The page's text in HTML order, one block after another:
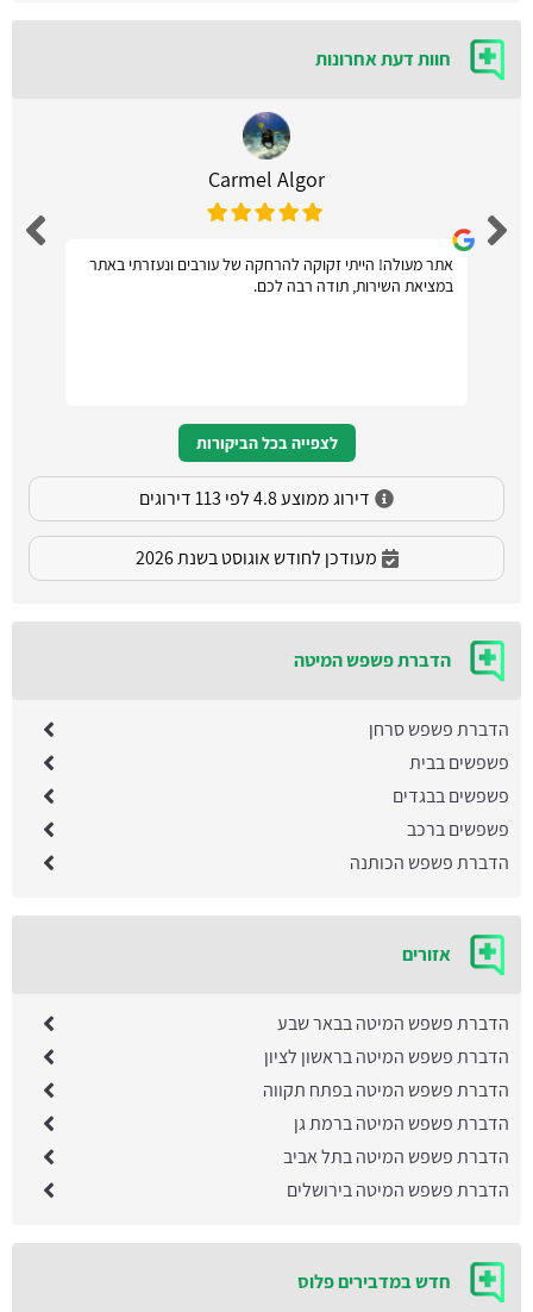
חוות דעת אחרונות
Carmel Algor
אתר מעולה! הייתי זקוקה להרחקה של עורבים ונעזרתי באתר
במציאת השירות, תודה רבה לכם.
לצפייה בכל הביקורות
דירוג ממוצע 4.8 לפי 113 דירוגים
מעודכן לחודש אוגוסט בשנת 2026
הדברת פשפש המיטה
הדברת פשפש סרחן
פשפשים בבית
פשפשים בבגדים
פשפשים ברכב
הדברת פשפש הכותנה
אזורים
הדברת פשפש המיטה בבאר שבע
הדברת פשפש המיטה בראשון לציון
הדברת פשפש המיטה בפתח תקווה
הדברת פשפש המיטה ברמת גן
הדברת פשפש המיטה בתל אביב
הדברת פשפש המיטה בירושלים
חדש במדבירים פלוס